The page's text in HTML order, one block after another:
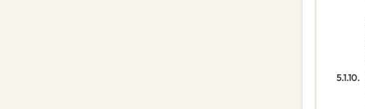
5.1.10.